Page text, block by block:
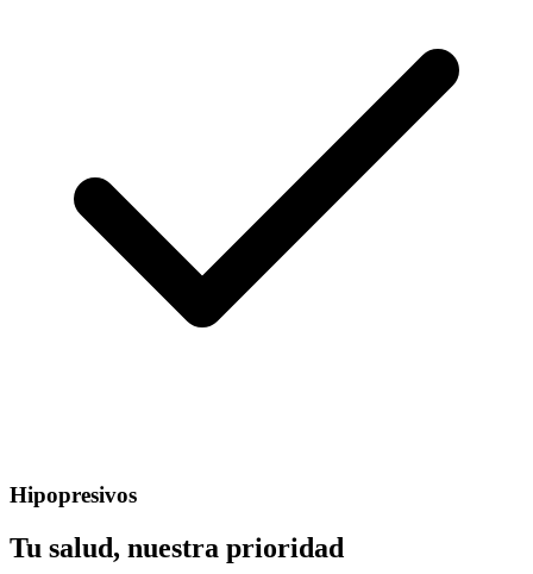
Hipopresivos
Tu salud, nuestra prioridad